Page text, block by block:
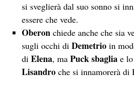
si sveglierà dal suo sonno si
essere che vede.
Oberon chiede anche che sia
sugli occhi di Demetrioin
di Elena, ma Puck sbagliae lo
Lisandroche si innamorerà di